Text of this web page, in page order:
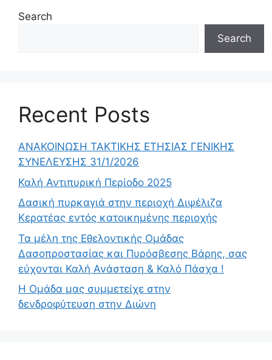
Search
Search
Recent Posts
ΑΝΑΚΟΙΝΩΣΗ ΤΑΚΤΙΚΗΣ ΕΤΗΣΙΑΣ ΓΕΝΙΚΗΣ
ΣΥΝΕΛΕΥΣΗΣ 31/1/2026
Καλή Αντιπυρική Περίοδο 2025
Δασική πυρκαγιά στην περιοχή Διψέλιζα
Κερατέας εντός κατοικημένης περιοχής
Τα μέλη της Εθελοντικής Ομάδας
Δασοπροστασίας και Πυρόσβεσης Βάρης, σας
εύχονται Καλή Ανάσταση & Καλό Πάσχα !
Η Ομάδα μας συμμετείχε στην
δενδροφύτευση στην Διώνη